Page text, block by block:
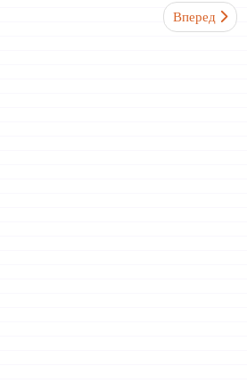
иероглиф №137 Следующий:
Вперед